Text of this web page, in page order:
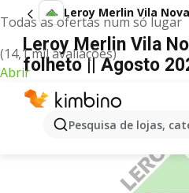
Todas as ofertas num só lugar
(14,1 mil avaliações)
Abrir
Pesquisa de lojas,
Leroy Merlin Vila
Leroy Merlin Vila
folheto || Agosto